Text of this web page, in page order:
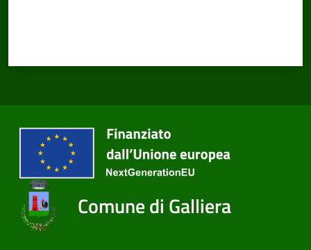
Comune di Galliera